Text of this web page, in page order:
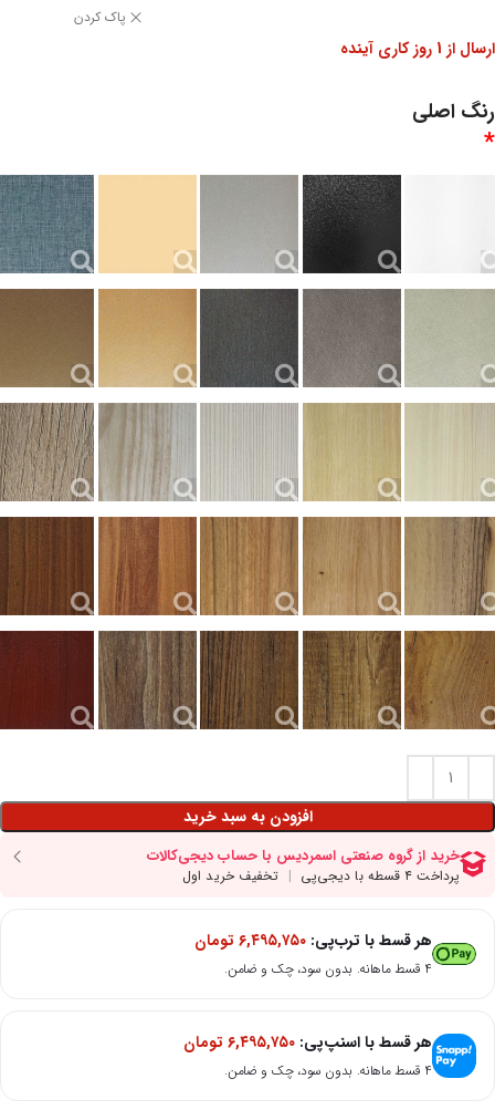
پاک کردن
ارسال از 1 روز کاری آینده
رنگ اصلی
*
افزودن به سبد خرید
هر قسط با ترب‌پی: ۶,۴۹۵,۷۵۰ تومان
۴ قسط ماهانه. بدون سود، چک و ضامن.
هر قسط با اسنپ‌پی: ۶,۴۹۵,۷۵۰ تومان
۴ قسط ماهانه. بدون سود، چک و ضامن.